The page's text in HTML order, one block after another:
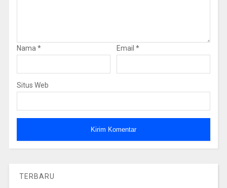
Nama* Email *
Situs Web
TERBARU